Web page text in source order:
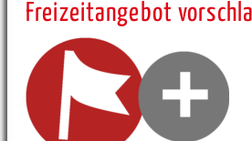
Freizeitangebot